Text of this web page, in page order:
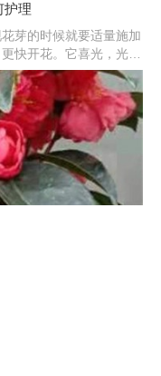
护理
芽的时候就要适量施加
快开花。它喜光，光照
。平时的温度要注意，
，多让植株透气。另
行。